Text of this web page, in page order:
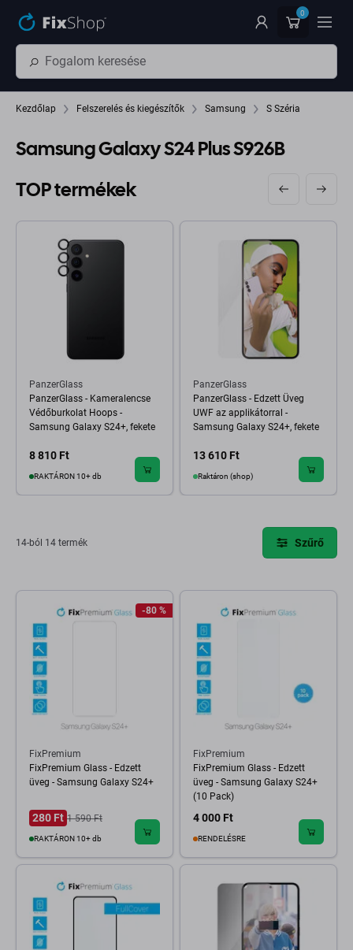
0
Kezdőlap Felszerelés és kiegészítők Samsung S Széria
Samsung Galaxy S24 Plus S926B
TOP termékek
PanzerGlass
PanzerGlass - Kameralencse
Védőburkolat Hoops -
Samsung Galaxy S24+, fekete
8 810 Ft
RAKTÁRON 10+ db
PanzerGlass
PanzerGlass - Edzett Üveg
UWF az applikátorral -
Samsung Galaxy S24+, fekete
13 610 Ft
Raktáron (shop)
14-ból 14 termék Szűrő
-80 %
FixPremium
FixPremium Glass - Edzett
üveg - Samsung Galaxy S24+
280 Ft 1 590 Ft
RAKTÁRON 10+ db
FixPremium
FixPremium Glass - Edzett
üveg - Samsung Galaxy S24+
(10 Pack)
4 000 Ft
RENDELÉSRE